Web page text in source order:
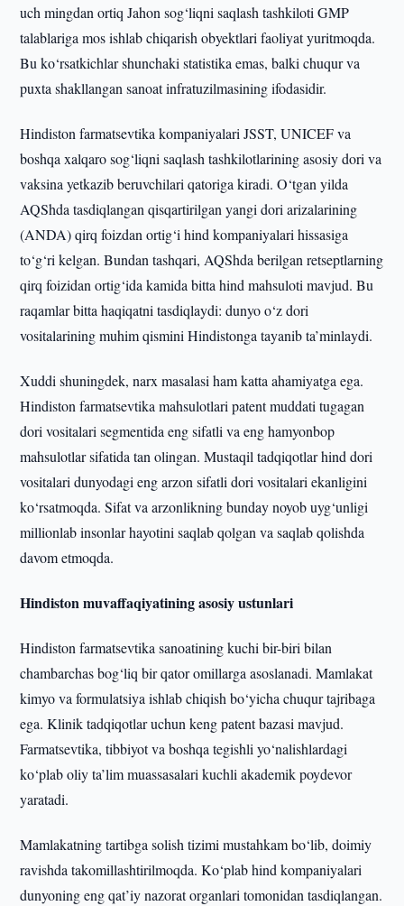
uch mingdan ortiq Jahon sog‘liqni saqlash tashkiloti GMP
talablariga mos ishlab chiqarish obyektlari faoliyat yuritmoqda.
Bu ko‘rsatkichlar shunchaki statistika emas, balki chuqur va
puxta shakllangan sanoat infratuzilmasining ifodasidir.
Hindiston farmatsevtika kompaniyalari JSST, UNICEF va
boshqa xalqaro sog‘liqni saqlash tashkilotlarining asosiy dori va
vaksina yetkazib beruvchilari qatoriga kiradi. O‘tgan yilda
AQShda tasdiqlangan qisqartirilgan yangi dori arizalarining
(ANDA) qirq foizdan ortig‘i hind kompaniyalari hissasiga
to‘g‘ri kelgan. Bundan tashqari, AQShda berilgan retseptlarning
qirq foizidan ortig‘ida kamida bitta hind mahsuloti mavjud. Bu
raqamlar bitta haqiqatni tasdiqlaydi: dunyo o‘z dori
vositalarining muhim qismini Hindistonga tayanib ta’minlaydi.
Xuddi shuningdek, narx masalasi ham katta ahamiyatga ega.
Hindiston farmatsevtika mahsulotlari patent muddati tugagan
dori vositalari segmentida eng sifatli va eng hamyonbop
mahsulotlar sifatida tan olingan. Mustaqil tadqiqotlar hind dori
vositalari dunyodagi eng arzon sifatli dori vositalari ekanligini
ko‘rsatmoqda. Sifat va arzonlikning bunday noyob uyg‘unligi
millionlab insonlar hayotini saqlab qolgan va saqlab qolishda
davom etmoqda.
Hindiston muvaffaqiyatining asosiy ustunlari
Hindiston farmatsevtika sanoatining kuchi bir-biri bilan
chambarchas bog‘liq bir qator omillarga asoslanadi. Mamlakat
kimyo va formulatsiya ishlab chiqish bo‘yicha chuqur tajribaga
ega. Klinik tadqiqotlar uchun keng patent bazasi mavjud.
Farmatsevtika, tibbiyot va boshqa tegishli yo‘nalishlardagi
ko‘plab oliy ta’lim muassasalari kuchli akademik poydevor
yaratadi.
Mamlakatning tartibga solish tizimi mustahkam bo‘lib, doimiy
ravishda takomillashtirilmoqda. Ko‘plab hind kompaniyalari
dunyoning eng qat’iy nazorat organlari tomonidan tasdiqlangan.